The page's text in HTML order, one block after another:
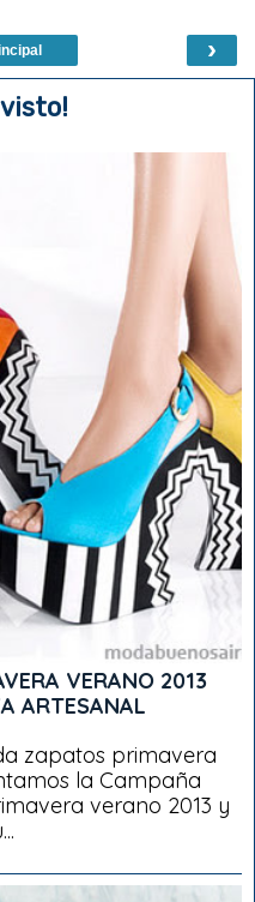
›
VERANO 2013
ARTESANAL
zapatos primavera
la Campaña
verano 2013 y